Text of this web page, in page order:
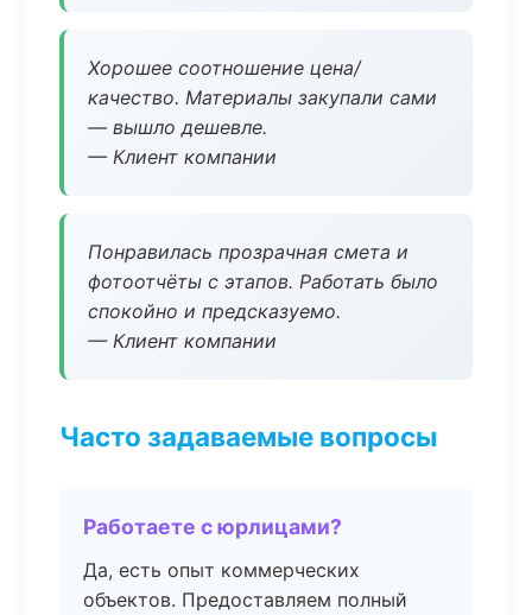
Хорошее соотношение цена/
качество. Материалы закупали сами
— вышло дешевле.
— Клиент компании
Понравилась прозрачная смета и
фотоотчёты с этапов. Работать было
спокойно и предсказуемо.
— Клиент компании
Часто задаваемые вопросы
Работаете с юрлицами?
Да, есть опыт коммерческих
объектов. Предоставляем полный